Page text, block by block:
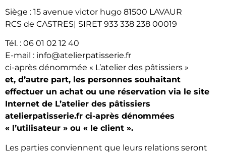
Siège : 15 avenue victor hugo 81500 LAVAUR
RCS de CASTRES| SIRET 933 338 238 00019
Tél. : 06 01 02 12 40
E-mail : info@atelierpatisserie.fr
ci-après dénommée « L’atelier des pâtissiers »
et, d’autre part, les personnes souhaitant
effectuer un achat ou une réservation via le site
Internet de L’atelier des pâtissiers
atelierpatisserie.fr ci-après dénommées
« l’utilisateur » ou « le client ».
Les parties conviennent que leurs relations seront